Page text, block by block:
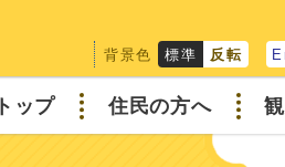
背景色
標準 反転
トップ 住民の方へ